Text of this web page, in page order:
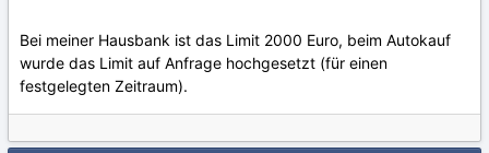
Bei meiner Hausbank ist das Limit 2000 Euro, beim Autokauf
wurde das Limit auf Anfrage hochgesetzt (für einen
festgelegten Zeitraum).